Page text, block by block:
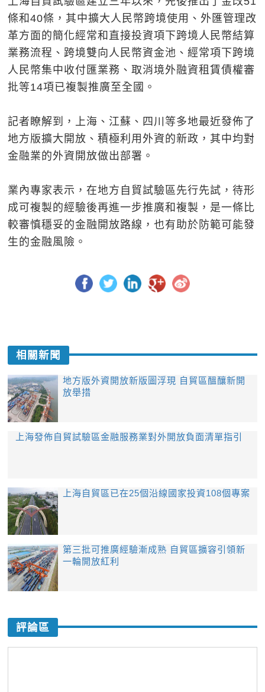
條和40條，其中擴大人民幣跨境使用、外匯管理改
革方面的簡化經常和直接投資項下跨境人民幣結算
業務流程、跨境雙向人民幣資金池、經常項下跨境
人民幣集中收付匯業務、取消境外融資租賃債權審
批等14項已複製推廣至全國。
記者瞭解到，上海、江蘇、四川等多地最近發佈了
地方版擴大開放、積極利用外資的新政，其中均對
金融業的外資開放做出部署。
業內專家表示，在地方自貿試驗區先行先試，待形
成可複製的經驗後再進一步推廣和複製，是一條比
較審慎穩妥的金融開放路線，也有助於防範可能發
生的金融風險。
相關新聞
地方版外資開放新版圖浮現 自貿區醞釀新開
放舉措
​上海發佈自貿試驗區金融服務業對外開放負面清單指引
上海自貿區已在25個沿線國家投資108個專案
第三批可推廣經驗漸成熟 自貿區擴容引領新
一輪開放紅利
評論區